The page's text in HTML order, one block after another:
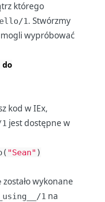
którego
1. Stwórzmy
wypróbować
do
kod w IEx,
jest dostępne w
( "Sean" )
zostało wykonane
1 na